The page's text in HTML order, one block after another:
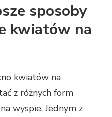
sposoby
kwiatów na
kwiatów na
z różnych form
wyspie. Jednym z